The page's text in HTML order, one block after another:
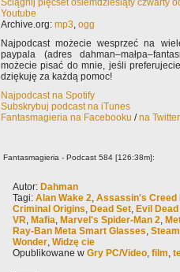
Ściągnij pięćset osiemdziesiąty czwarty
Youtube
Archive.org: mp3, ogg
Najpodcast możecie wesprzeć na
paypala (adres
możecie pisać do mnie, jeśli
dziękuję za każdą pomoc!
Najpodcast na Spotify
Subskrybuj podcast na iTunes
Fantasmagieria na Facebooku /na
Fantasmagieria - Podcast 584 [126:38m]:
Autor: Dahman
Tagi: Alan Wake 2, Assassin's Creed
Criminal Origins, Dead Set, Evil
VR, Mafia, Marvel's Spider-Man 2,
Ray-Ban Meta Smart Glasses,
Wonder, Widzę cie
Opublikowane w Gry PC/Video, film,